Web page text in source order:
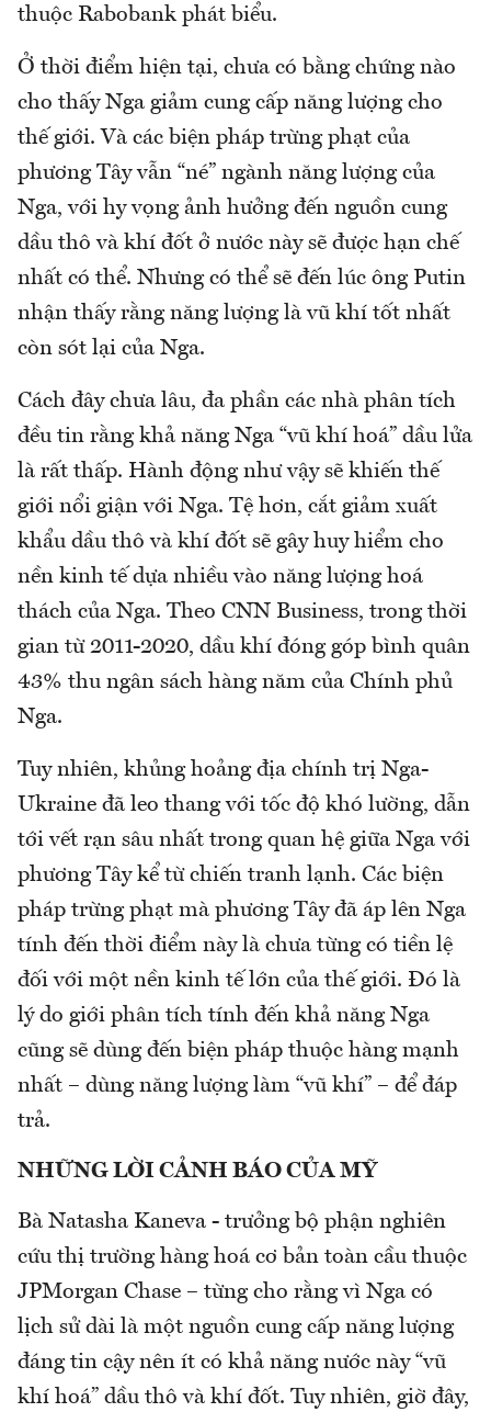
thuộc Rabobank phát biểu.
Ở thời điểm hiện tại, chưa có bằng chứng nào
cho thấy Nga giảm cung cấp năng lượng cho
thế giới. Và các biện pháp trừng phạt của
phương Tây vẫn “né” ngành năng lượng của
Nga, với hy vọng ảnh hưởng đến nguồn cung
dầu thô và khí đốt ở nước này sẽ được hạn chế
nhất có thể. Nhưng có thể sẽ đến lúc ông Putin
nhận thấy rằng năng lượng là vũ khí tốt nhất
còn sót lại của Nga.
Cách đây chưa lâu, đa phần các nhà phân tích
đều tin rằng khả năng Nga “vũ khí hoá” dầu lửa
là rất thấp. Hành động như vậy sẽ khiến thế
giới nổi giận với Nga. Tệ hơn, cắt giảm xuất
khẩu dầu thô và khí đốt sẽ gây huy hiểm cho
nền kinh tế dựa nhiều vào năng lượng hoá
thách của Nga. Theo CNN Business, trong thời
gian từ 2011-2020, dầu khí đóng góp bình quân
43% thu ngân sách hàng năm của Chính phủ
Nga.
Tuy nhiên, khủng hoảng địa chính trị Nga-
Ukraine đã leo thang với tốc độ khó lường, dẫn
tới vết rạn sâu nhất trong quan hệ giữa Nga với
phương Tây kể từ chiến tranh lạnh. Các biện
pháp trừng phạt mà phương Tây đã áp lên Nga
tính đến thời điểm này là chưa từng có tiền lệ
đối với một nền kinh tế lớn của thế giới. Đó là
lý do giới phân tích tính đến khả năng Nga
cũng sẽ dùng đến biện pháp thuộc hàng mạnh
nhất – dùng năng lượng làm “vũ khí” – để đáp
trả.
NHỮNG LỜI CẢNH BÁO CỦA MỸ
Bà Natasha Kaneva - trưởng bộ phận nghiên
cứu thị trường hàng hoá cơ bản toàn cầu thuộc
JPMorgan Chase – từng cho rằng vì Nga có
lịch sử dài là một nguồn cung cấp năng lượng
đáng tin cậy nên ít có khả năng nước này “vũ
khí hoá” dầu thô và khí đốt. Tuy nhiên, giờ đây,